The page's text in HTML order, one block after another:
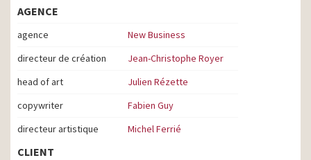
AGENCE
agence
New Business
directeur de création
Jean-Christophe Royer
head of art
Julien Rézette
copywriter
Fabien Guy
directeur artistique
Michel Ferrié
CLIENT